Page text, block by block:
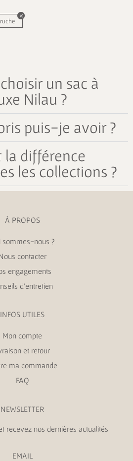
un sac à
Nilau ?
puis-je avoir ?
la différence
les collections ?
À PROPOS
sommes-nous ?
contacter
engagements
d’entretien
INFOS UTILES
Mon compte
et retour
ma commande
FAQ
NEWSLETTER
recevez nos dernières actualités
EMAIL